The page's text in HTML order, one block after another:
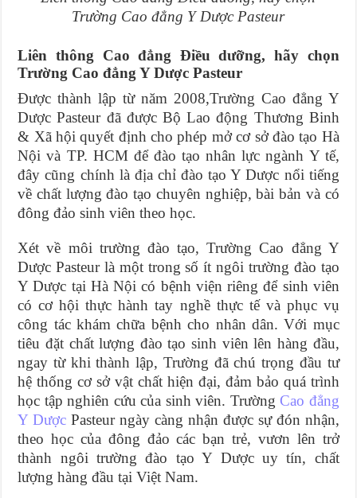
Trường Cao đẳng Y Dược Pasteur
Liên thông Cao đẳng Điều dưỡng, hãy chọn
Trường Cao đẳng Y Dược Pasteur
Được thành lập từ năm 2008,Trường Cao đẳng Y
Dược Pasteur đã được Bộ Lao động Thương Binh
& Xã hội quyết định cho phép mở cơ sở đào tạo Hà
Nội và TP. HCM để đào tạo nhân lực ngành Y tế,
đây cũng chính là địa chỉ đào tạo Y Dược nổi tiếng
về chất lượng đào tạo chuyên nghiệp, bài bản và có
đông đảo sinh viên theo học.
Xét về môi trường đào tạo, Trường Cao đẳng Y
Dược Pasteur là một trong số ít ngôi trường đào tạo
Y Dược tại Hà Nội có bệnh viện riêng để sinh viên
có cơ hội thực hành tay nghề thực tế và phục vụ
công tác khám chữa bệnh cho nhân dân. Với mục
tiêu đặt chất lượng đào tạo sinh viên lên hàng đầu,
ngay từ khi thành lập, Trường đã chú trọng đầu tư
hệ thống cơ sở vật chất hiện đại, đảm bảo quá trình
học tập nghiên cứu của sinh viên. TrườngCao đẳng
Y Dược Pasteur ngày càng nhận được sự đón nhận,
theo học của đông đảo các bạn trẻ, vươn lên trở
thành ngôi trường đào tạo Y Dược uy tín, chất
lượng hàng đầu tại Việt Nam.